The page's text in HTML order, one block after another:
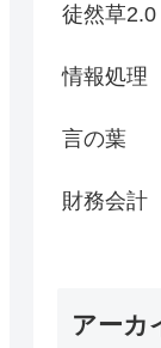
徒然草2.0
情報処理
言の葉
財務会計
アーカ